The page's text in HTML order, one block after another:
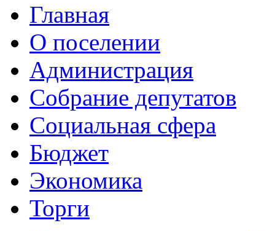
Главная
О поселении
Администрация
Собрание депутатов
Социальная сфера
Бюджет
Экономика
Торги